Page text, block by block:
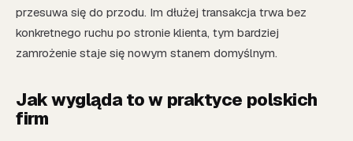
przesuwa się do przodu. Im dłużej transakcja trwa bez
konkretnego ruchu po stronie klienta, tym bardziej
zamrożenie staje się nowym stanem domyślnym.
Jak wygląda to w praktyce polskich
firm